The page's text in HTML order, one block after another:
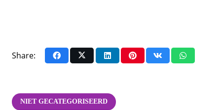
Share:
NIET GECATEGORISEERD